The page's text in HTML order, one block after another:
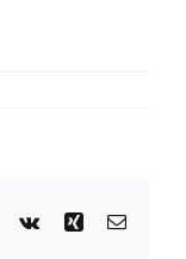
Pinterest
Vk Xing Email